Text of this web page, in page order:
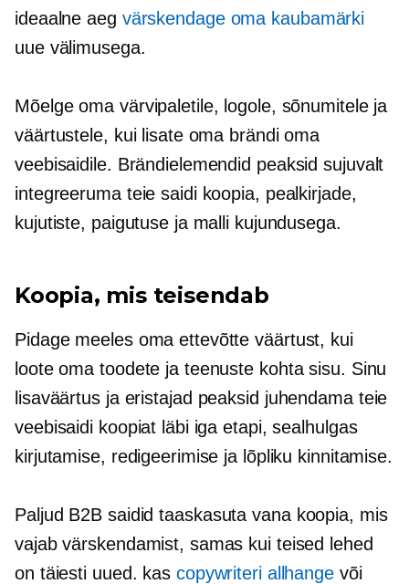
ideaalne aeg värskendage oma kaubamärki
uue välimusega.
Mõelge oma värvipaletile, logole, sõnumitele ja
väärtustele, kui lisate oma brändi oma
veebisaidile. Brändielemendid peaksid sujuvalt
integreeruma teie saidi koopia, pealkirjade,
kujutiste, paigutuse ja malli kujundusega.
Koopia, mis teisendab
Pidage meeles oma ettevõtte väärtust, kui
loote oma toodete ja teenuste kohta sisu. Sinu
lisaväärtusja eristajad peaksid juhendama teie
veebisaidi koopiat läbi iga etapi, sealhulgas
kirjutamise, redigeerimise ja lõpliku kinnitamise.
Paljud B2B saididtaaskasuta vana koopia, mis
vajab värskendamist, samas kui teised lehed
on täiesti uued. kas copywriteri allhangevõi